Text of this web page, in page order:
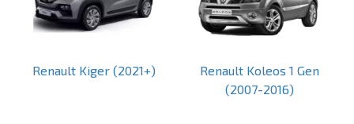
Renault Kiger (2021+)
Renault Koleos 1 Gen
(2007-2016)